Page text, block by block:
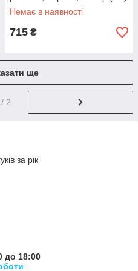
- L
Немає в наявності
715 ₴
ще
/ 2
за рік
до 18:00